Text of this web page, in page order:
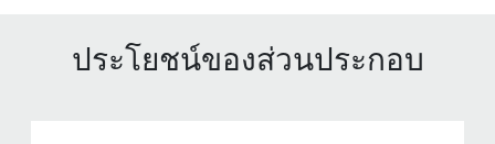
ประโยชน์ของส่วนประกอบ